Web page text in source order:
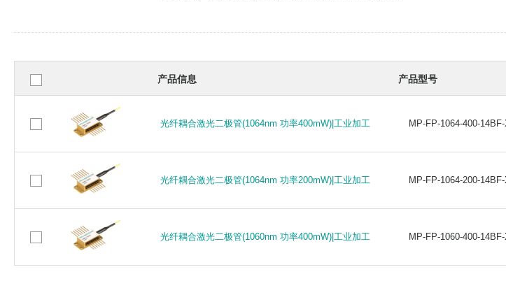
产品信息 产品型号
光纤耦合激光二极管(1064nm 功率400mW)|工业加工 MP-FP-1064-400-14BF-XA
光纤耦合激光二极管(1064nm 功率200mW)|工业加工 MP-FP-1064-200-14BF-XA
光纤耦合激光二极管(1060nm 功率400mW)|工业加工 MP-FP-1060-400-14BF-XA
光纤耦合激光二极管(1064nm 功率400mW)|工业加工 MP-FP-1064-400-
光纤耦合激光二极管(1064nm 功率200mW)|工业加工 MP-FP-1064-200-
光纤耦合激光二极管(1060nm 功率400mW)|工业加工 MP-FP-1060-400-